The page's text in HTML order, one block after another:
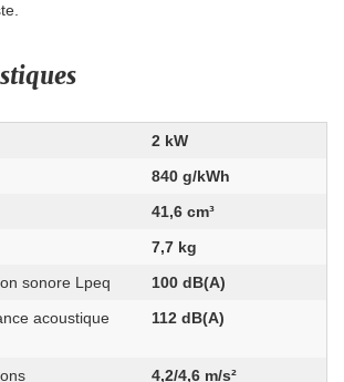
2 kW
840 g/kWh
41,6 cm³
7,7 kg
sonore Lpeq
100 dB(A)
acoustique
112 dB(A)
4,2/4,6 m/s²